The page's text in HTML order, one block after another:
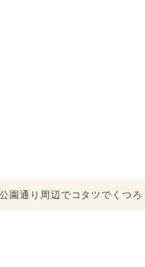
園通り周辺でコタツでくつ